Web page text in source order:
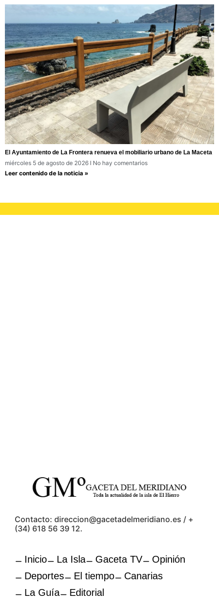
El Ayuntamiento de La Frontera renueva el mobiliario urbano de La Maceta
miércoles 5 de agosto de 2026
No hay comentarios
Leer contenido de la noticia »
Contacto: direccion@gacetadelmeridiano.es / +
(34) 618 56 39 12.
Inicio La Isla Gaceta TV
Opinión
Deportes
El tiempo
Canarias
La Guía
Editorial